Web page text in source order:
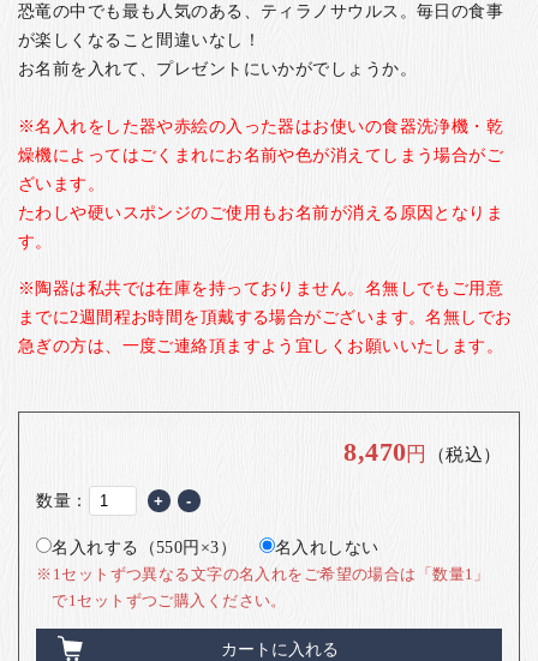
恐竜の中でも最も人気のある、ティラノサウルス。毎日の食事
が楽しくなること間違いなし！
お名前を入れて、プレゼントにいかがでしょうか。
※名入れをした器や赤絵の入った器はお使いの食器洗浄機・乾
燥機によってはごくまれにお名前や色が消えてしまう場合がご
ざいます。
たわしや硬いスポンジのご使用もお名前が消える原因となりま
す。
※陶器は私共では在庫を持っておりません。名無しでもご用意
までに2週間程お時間を頂戴する場合がございます。名無しでお
急ぎの方は、一度ご連絡頂ますよう宜しくお願いいたします。
8,470円 （税込）
数量： + -
名入れする（550円×3） 名入れしない
※1セットずつ異なる文字の名入れをご希望の場合は「数量1」
で1セットずつご購入ください。
カートに入れる